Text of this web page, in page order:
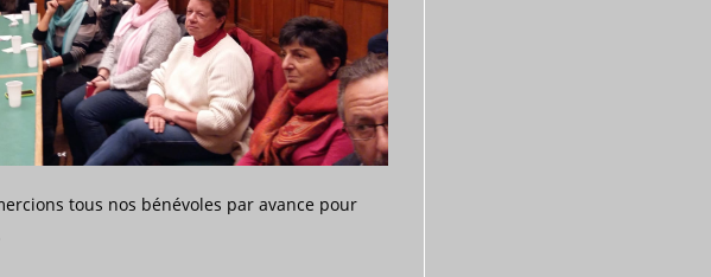
tous nos bénévoles par avance pour